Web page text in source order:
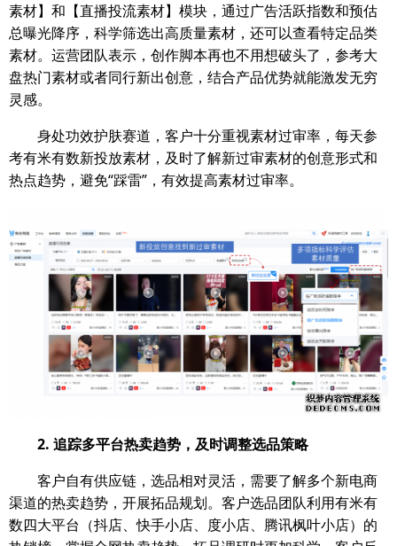
素材】和【直播投流素材】模块，通过广告活跃指数和预估
总曝光降序，科学筛选出高质量素材，还可以查看特定品类
素材。运营团队表示，创作脚本再也不用想破头了，参考大
盘热门素材或者同行新出创意，结合产品优势就能激发无穷
灵感。
身处功效护肤赛道，客户十分重视素材过审率，每天参
考有米有数新投放素材，及时了解新过审素材的创意形式和
热点趋势，避免“踩雷”，有效提高素材过审率。
2. 追踪多平台热卖趋势，及时调整选品策略
客户自有供应链，选品相对灵活，需要了解多个新电商
渠道的热卖趋势，开展拓品规划。客户选品团队利用有米有
数四大平台（抖店、快手小店、度小店、腾讯枫叶小店）的